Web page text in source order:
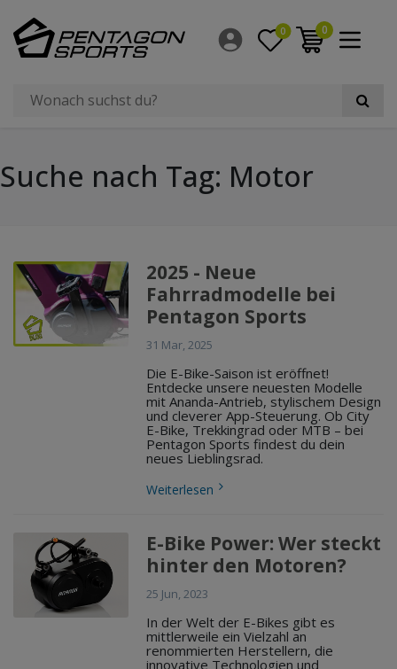
0 0
Suche nach Tag: Motor
2025 - Neue
Fahrradmodelle bei
Pentagon Sports
31 Mar, 2025
Die E-Bike-Saison ist eröffnet!
Entdecke unsere neuesten Modelle
mit Ananda-Antrieb, stylischem Design
und cleverer App-Steuerung. Ob City
E-Bike, Trekkingrad oder MTB – bei
Pentagon Sports findest du dein
neues Lieblingsrad.
Weiterlesen
E-Bike Power: Wer steckt
hinter den Motoren?
25 Jun, 2023
In der Welt der E-Bikes gibt es
mittlerweile ein Vielzahl an
renommierten Herstellern, die
innovative Technologien und